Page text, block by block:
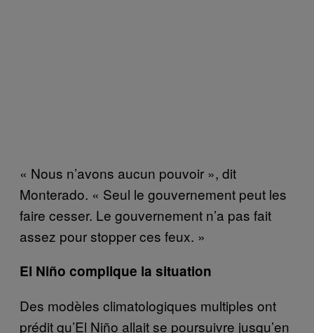
« Nous n’avons aucun pouvoir », dit
Monterado. « Seul le gouvernement peut les
faire cesser. Le gouvernement n’a pas fait
assez pour stopper ces feux. »
El Niño complique la situation
Des modèles climatologiques multiples ont
prédit qu’El Niño allait se poursuivre jusqu’en